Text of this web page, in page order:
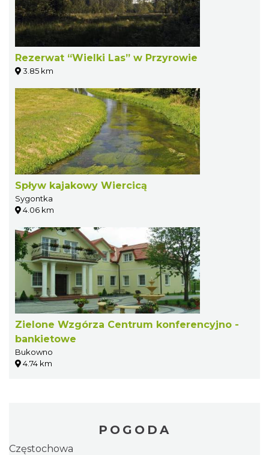
Rezerwat “Wielki Las” w Przyrowie
3.85 km
Spływ kajakowy Wiercicą
Sygontka
4.06 km
Zielone Wzgórza Centrum konferencyjno -
bankietowe
Bukowno
4.74 km
POGODA
Częstochowa